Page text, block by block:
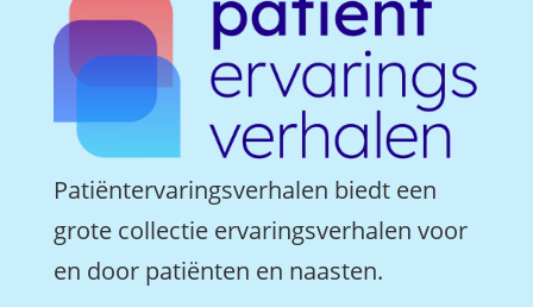
Patiëntervaringsverhalen biedt een
grote collectie ervaringsverhalen voor
en door patiënten en naasten.